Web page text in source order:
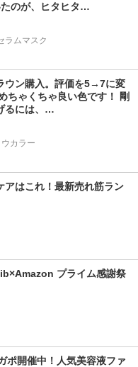
のが、ヒタヒタ…
ラムマスク
ウン購入。評価を5→7に変
ちゃくちゃ良い色です！ 剛
るには、…
カラー
アはこれ！最新売れ筋ラン
プライム感謝祭
ポ開催中！人気美容液ファ